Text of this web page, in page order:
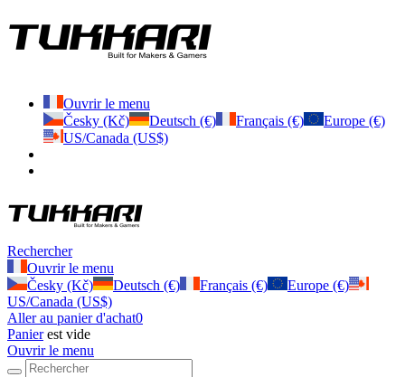
Ouvrir le menu
Česky (Kč)
Deutsch (€) Français (€)
Europe (€)
US/Canada (US$)
Rechercher
Ouvrir le menu
Česky (Kč)
Deutsch (€) Français (€)
Europe (€)
US/Canada (US$)
Aller au panier d'achat0
Panierest vide
Ouvrir le menu